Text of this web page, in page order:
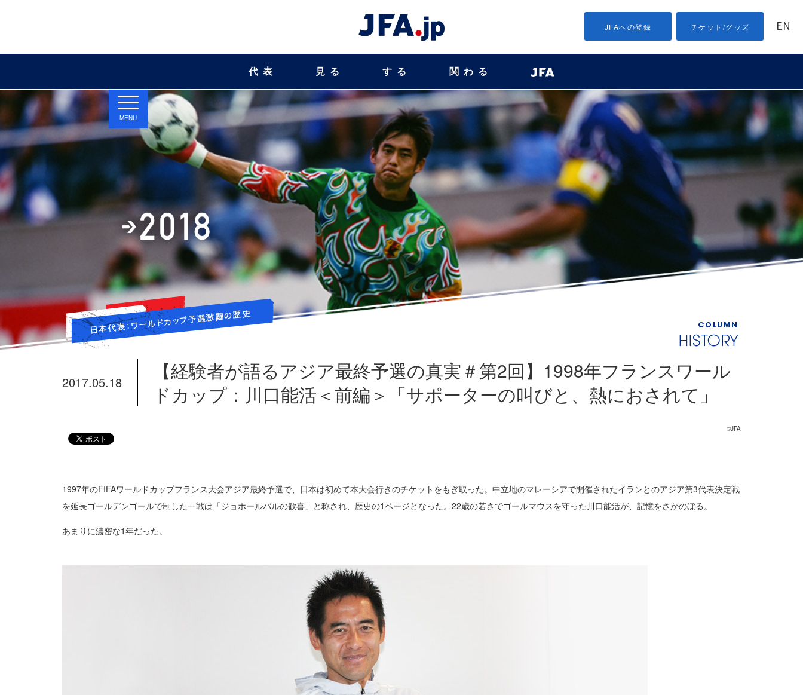
JFAへの登録 チケット/グッズ EN
代表 見る する 関わる
MENU
2017.05.18
【経験者が語るアジア最終予選の真実＃第2回】1998年フランスワール
ドカップ：川口能活＜前編＞「サポーターの叫びと、熱におされて」
©JFA
1997年のFIFAワールドカップフランス大会アジア最終予選で、日本は初めて本大会行きのチケットをもぎ取った。中立地のマレーシアで開催されたイランとのアジア第3代表決定戦
を延長ゴールデンゴールで制した一戦は「ジョホールバルの歓喜」と称され、歴史の1ページとなった。22歳の若さでゴールマウスを守った川口能活が、記憶をさかのぼる。
あまりに濃密な1年だった。